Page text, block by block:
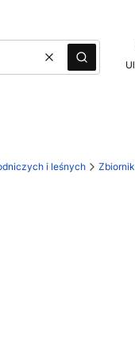
WyczyśćSzukaj
i leśnych